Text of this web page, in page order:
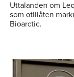
Uttalanden om
som otillåten
Bioarctic.